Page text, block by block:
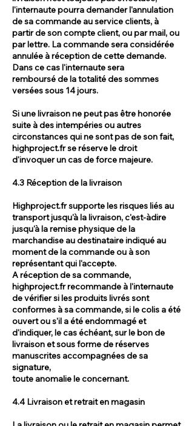
l'internaute pourra demander l'annulation
de sa commande au service clients, à
partir de son compte client, ou par mail, ou
par lettre. La commande sera considérée
annulée à réception de cette demande.
Dans ce cas l'internaute sera
remboursé de la totalité des sommes
versées sous 14 jours.
Si une livraison ne peut pas être honorée
suite à des intempéries ou autres
circonstances qui ne sont pas de son fait,
highproject.fr se réserve le droit
d'invoquer un cas de force majeure.
4.3 Réception de la livraison
Highproject.fr supporte les risques liés au
transport jusqu'à la livraison, c'est-àdire
jusqu'à la remise physique de la
marchandise au destinataire indiqué au
moment de la commande ou à son
représentant qui l'accepte.
A réception de sa commande,
highproject.fr recommande à l'internaute
de vérifier si les produits livrés sont
conformes à sa commande, si le colis a été
ouvert ou s'il a été endommagé et
d'indiquer, le cas échéant, sur le bon de
livraison et sous forme de réserves
manuscrites accompagnées de sa
signature,
toute anomalie le concernant.
4.4 Livraison et retrait en magasin